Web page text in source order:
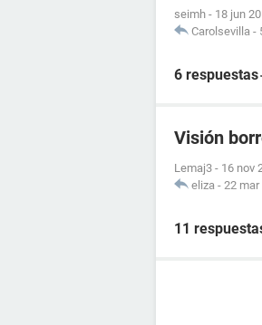
seimh - 18 jun
Carolsevilla -
6 respuestas
Visión
Lemaj3 - 16 nov
eliza - 22 mar
11